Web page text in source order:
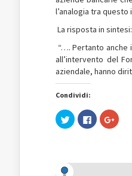
l’analogia tra
La risposta in sintesi:
“…. Pertanto
all’intervento del
aziendale, hanno
Condividi:
Fai
clic
(Si
Fai
clic
Fai
clic